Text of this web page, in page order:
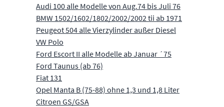
Audi 100 alle Modelle von Aug.74 bis Juli 76
BMW 1502/1602/1802/2002/2002 tii ab 1971
Peugeot 504 alle Vierzylinder außer Diesel
VW Polo
Ford Escort II alle Modelle ab Januar ´75
Ford Taunus (ab 76)
Fiat 131
Opel Manta B (75-88) ohne 1,3 und 1,8 Liter
Citroen GS/GSA